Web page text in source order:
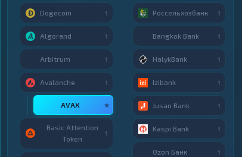
Dogecoin 1
Algorand 1
Arbitrum 1
Avalanche 1
AVAX ★
Basic Attention
Token
1
Россельхозбанк 1
Bangkok Bank 1
HalykBank 1
Izibank 1
Jusan Bank 1
Kaspi Bank 1
Ozon Банк 1